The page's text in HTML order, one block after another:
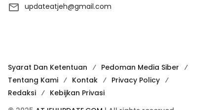
updateatjeh@gmail.com
Syarat Dan Ketentuan
Pedoman Media Siber
Tentang Kami
Kontak
Privacy Policy
Redaksi
Kebijkan Privasi